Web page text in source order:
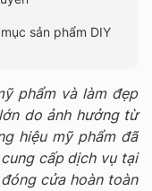
sản phẩm DIY
phẩm và làm đẹp
do ảnh hưởng từ
hiệu mỹ phẩm đã
cấp dịch vụ tại
cửa hoàn toàn